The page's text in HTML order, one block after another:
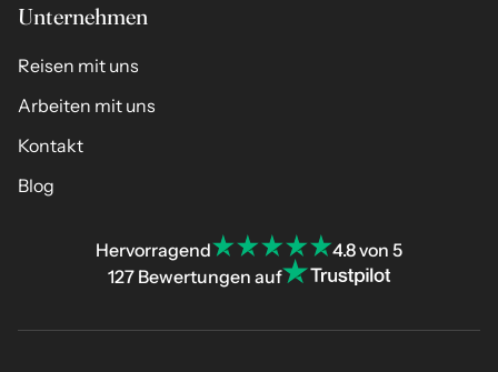
Unternehmen
Reisen mit uns
Arbeiten mit uns
Kontakt
Blog
Hervorragend
4.8 von 5
127 Bewertungen auf